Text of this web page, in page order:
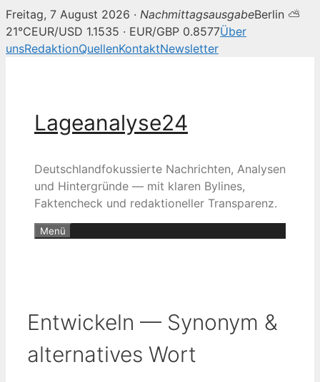
Freitag, 7 August 2026 · NachmittagsausgabeBerlin ⛅
21°CEUR/USD 1.1535 · EUR/GBP 0.8577Über
unsRedaktionQuellenKontaktNewsletter
Lageanalyse24
Deutschlandfokussierte Nachrichten, Analysen
und Hintergründe — mit klaren Bylines,
Faktencheck und redaktioneller Transparenz.
Menü
Entwickeln — Synonym &
alternatives Wort